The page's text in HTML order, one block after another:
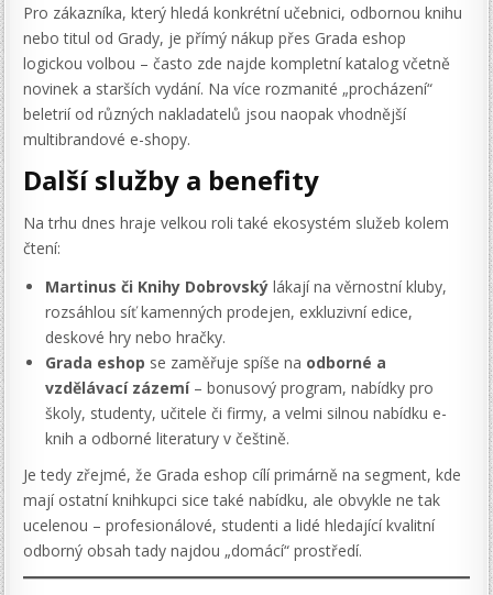
Pro zákazníka, který hledá konkrétní učebnici, odbornou knihu
nebo titul od Grady, je přímý nákup přes Grada eshop
logickou volbou – často zde najde kompletní katalog včetně
novinek a starších vydání. Na více rozmanité „procházení“
beletrií od různých nakladatelů jsou naopak vhodnější
multibrandové e-shopy.
Další služby a benefity
Na trhu dnes hraje velkou roli také ekosystém služeb kolem
čtení:
Martinus či Knihy Dobrovský lákají na věrnostní kluby,
rozsáhlou síť kamenných prodejen, exkluzivní edice,
deskové hry nebo hračky.
Grada eshop se zaměřuje spíše na odborné a
vzdělávací zázemí– bonusový program, nabídky pro
školy, studenty, učitele či firmy, a velmi silnou nabídku e-
knih a odborné literatury v češtině.
Je tedy zřejmé, že Grada eshop cílí primárně na segment, kde
mají ostatní knihkupci sice také nabídku, ale obvykle ne tak
ucelenou – profesionálové, studenti a lidé hledající kvalitní
odborný obsah tady najdou „domácí“ prostředí.